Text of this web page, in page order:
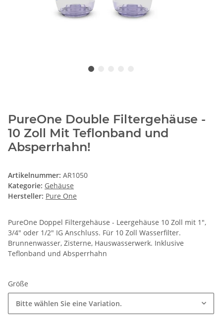
PureOne Double Filtergehäuse -
10 Zoll Mit Teflonband und
Absperrhahn!
Artikelnummer: AR1050
Kategorie: Gehäuse
Hersteller: Pure One
PureOne Doppel Filtergehäuse - Leergehäuse 10 Zoll mit 1",
3/4" oder 1/2" IG Anschluss. Für 10 Zoll Wasserfilter.
Brunnenwasser, Zisterne, Hauswasserwerk. Inklusive
Teflonband und Absperrhahn
Größe
Bitte wählen Sie eine Variation.